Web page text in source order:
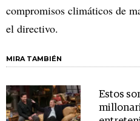
compromisos climáticos de
el directivo.
MIRA TAMBIÉN
Estos